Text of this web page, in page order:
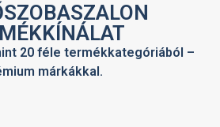
20 féle termékkategóriából –
márkákkal.